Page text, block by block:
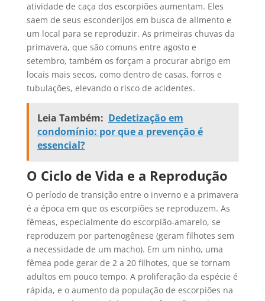
atividade de caça dos escorpiões aumentam. Eles
saem de seus esconderijos em busca de alimento e
um local para se reproduzir. As primeiras chuvas da
primavera, que são comuns entre agosto e
setembro, também os forçam a procurar abrigo em
locais mais secos, como dentro de casas, forros e
tubulações, elevando o risco de acidentes.
Leia Também: Dedetização em
condomínio: por que a prevenção é
essencial?
O Ciclo de Vida e a Reprodução
O período de transição entre o inverno e a primavera
é a época em que os escorpiões se reproduzem. As
fêmeas, especialmente do escorpião-amarelo, se
reproduzem por partenogênese (geram filhotes sem
a necessidade de um macho). Em um ninho, uma
fêmea pode gerar de 2 a 20 filhotes, que se tornam
adultos em pouco tempo. A proliferação da espécie é
rápida, e o aumento da população de escorpiões na